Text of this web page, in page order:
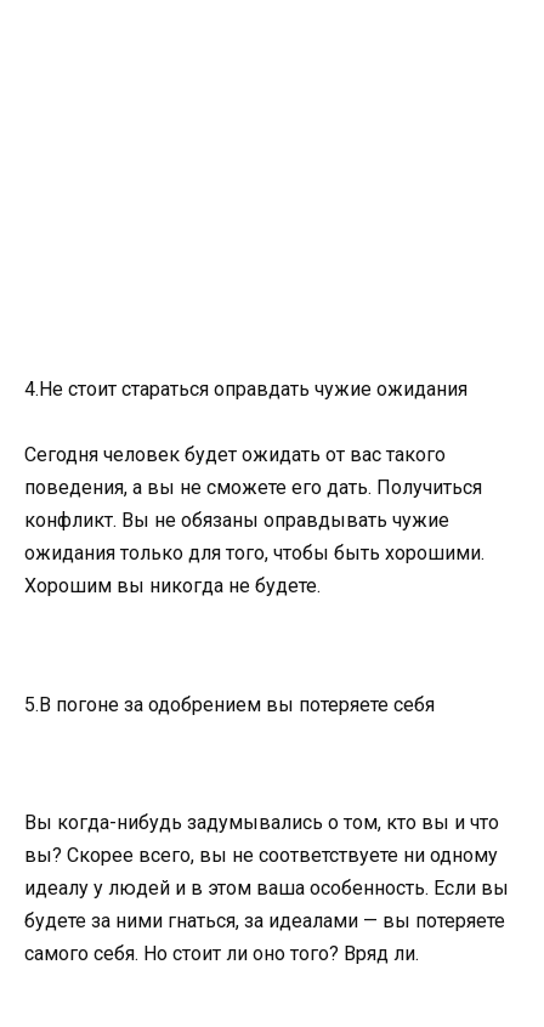
4.Не стоит стараться оправдать чужие ожидания
Сегодня человек будет ожидать от вас такого
поведения, а вы не сможете его дать. Получиться
конфликт. Вы не обязаны оправдывать чужие
ожидания только для того, чтобы быть хорошими.
Хорошим вы никогда не будете.
5.В погоне за одобрением вы потеряете себя
Вы когда-нибудь задумывались о том, кто вы и что
вы? Скорее всего, вы не соответствуете ни одному
идеалу у людей и в этом ваша особенность. Если вы
будете за ними гнаться, за идеалами — вы потеряете
самого себя. Но стоит ли оно того? Вряд ли.